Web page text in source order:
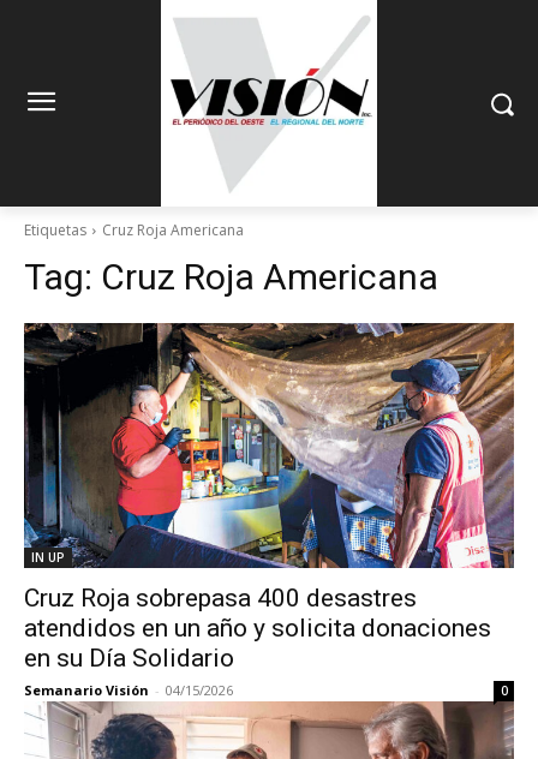
Etiquetas Cruz Roja Americana
Tag: Cruz Roja Americana
IN UP
Cruz Roja sobrepasa 400 desastres
atendidos en un año y solicita donaciones
en su Día Solidario
Semanario Visión - 04/15/2026 0